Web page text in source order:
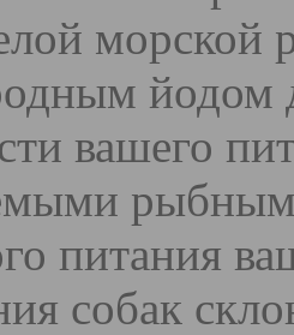
йодом
вашего
питания
собак